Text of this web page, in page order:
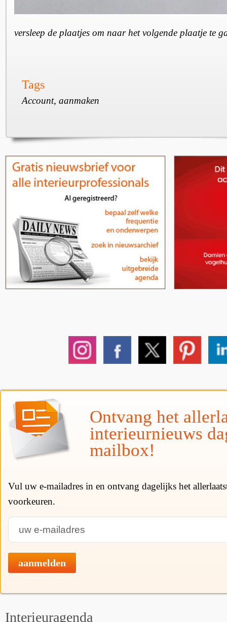
versleep de plaatjes om naar het volgende plaatje te
Tags
Account, aanmaken
Ontvang het
interieurnieuws
mailbox!
Vul uw e-mailadres in en ontvang dagelijks het
voorkeuren.
aanmelden
Interieuragenda